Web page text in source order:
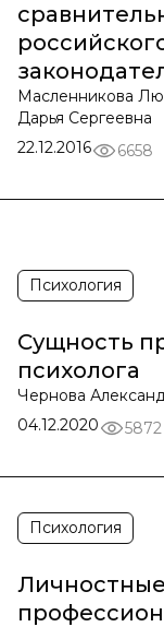
Масленникова
Дарья Сергеевна
22.12.2016
6658
Психология
Сущность
психолога
Чернова
04.12.2020
5872
Психология
Личностные